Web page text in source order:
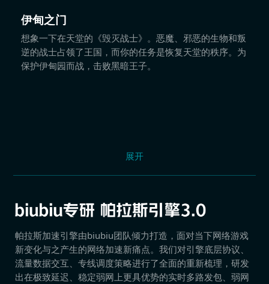
伊甸之门
想象一下在天堂的《毁灭战士》。恶魔、邪恶的生物和叛
逆的战士占领了王国，而你的任务是恢复天堂的秩序。为
保护伊甸园而战，击败黑暗王子。
展开
帕拉斯加速引擎由biubiu团队倾力打造，面对当下网络游戏
新变化与之产生的网络加速新痛点。我们对引擎底层协议、
流量数据交互、专线调度策略进行了全面的重新梳理，研发
出在极致延迟、稳定弱网上更具优势的实时多路发包、弱网